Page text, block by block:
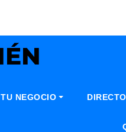
NEGOCIO